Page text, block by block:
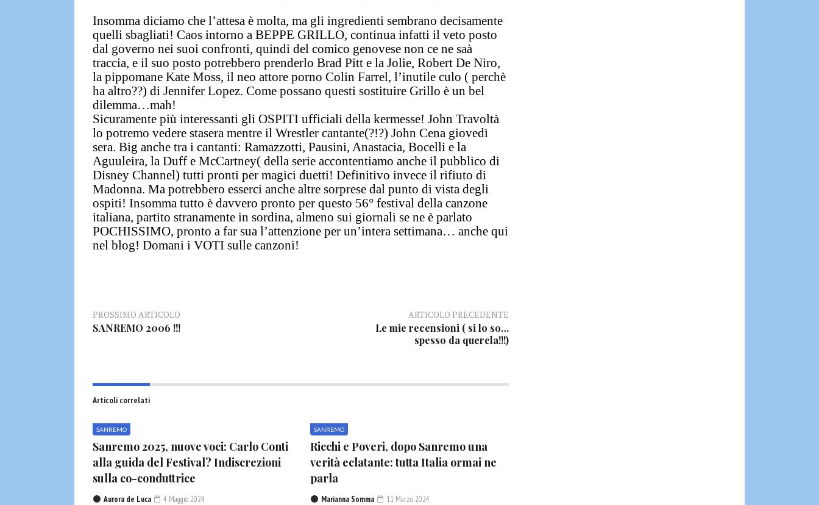
Insomma diciamo che l’attesa è molta, ma gli ingredienti sembrano decisamente
quelli sbagliati! Caos intorno a BEPPE GRILLO, continua infatti il veto posto
dal governo nei suoi confronti, quindi del comico genovese non ce ne saà
traccia, e il suo posto potrebbero prenderlo Brad Pitt e la Jolie, Robert De Niro,
la pippomane Kate Moss, il neo attore porno Colin Farrel, l’inutile culo ( perchè
ha altro??) di Jennifer Lopez. Come possano questi sostituire Grillo è un bel
dilemma…mah!
Sicuramente più interessanti gli OSPITI ufficiali della kermesse! John Travoltà
lo potremo vedere stasera mentre il Wrestler cantante(?!?) John Cena giovedì
sera. Big anche tra i cantanti: Ramazzotti, Pausini, Anastacia, Bocelli e la
Aguuleira, la Duff e McCartney( della serie accontentiamo anche il pubblico di
Disney Channel) tutti pronti per magici duetti! Definitivo invece il rifiuto di
Madonna. Ma potrebbero esserci anche altre sorprese dal punto di vista degli
ospiti! Insomma tutto è davvero pronto per questo 56° festival della canzone
italiana, partito stranamente in sordina, almeno sui giornali se ne è parlato
POCHISSIMO, pronto a far sua l’attenzione per un’intera settimana… anche qui
nel blog! Domani i VOTI sulle canzoni!
PROSSIMO ARTICOLO
SANREMO 2006 !!!
ARTICOLO PRECEDENTE
Le mie recensioni ( si lo so…
spesso da querela!!!)
Articoli correlati
SANREMO
Sanremo 2025, nuove voci: Carlo Conti
alla guida del Festival? Indiscrezioni
sulla co-conduttrice
Aurora de Luca 4 Maggio 2024
SANREMO
Ricchi e Poveri, dopo Sanremo una
verità eclatante: tutta Italia ormai ne
parla
Marianna Somma 11 Marzo 2024